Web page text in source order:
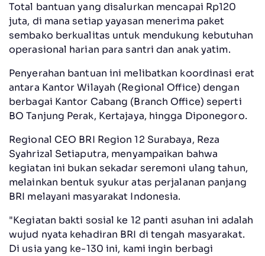
Total bantuan yang disalurkan mencapai Rp120
juta, di mana setiap yayasan menerima paket
sembako berkualitas untuk mendukung kebutuhan
operasional harian para santri dan anak yatim.
Penyerahan bantuan ini melibatkan koordinasi erat
antara Kantor Wilayah (Regional Office) dengan
berbagai Kantor Cabang (Branch Office) seperti
BO Tanjung Perak, Kertajaya, hingga Diponegoro.
Regional CEO BRI Region 12 Surabaya, Reza
Syahrizal Setiaputra, menyampaikan bahwa
kegiatan ini bukan sekadar seremoni ulang tahun,
melainkan bentuk syukur atas perjalanan panjang
BRI melayani masyarakat Indonesia.
"Kegiatan bakti sosial ke 12 panti asuhan ini adalah
wujud nyata kehadiran BRI di tengah masyarakat.
Di usia yang ke-130 ini, kami ingin berbagi